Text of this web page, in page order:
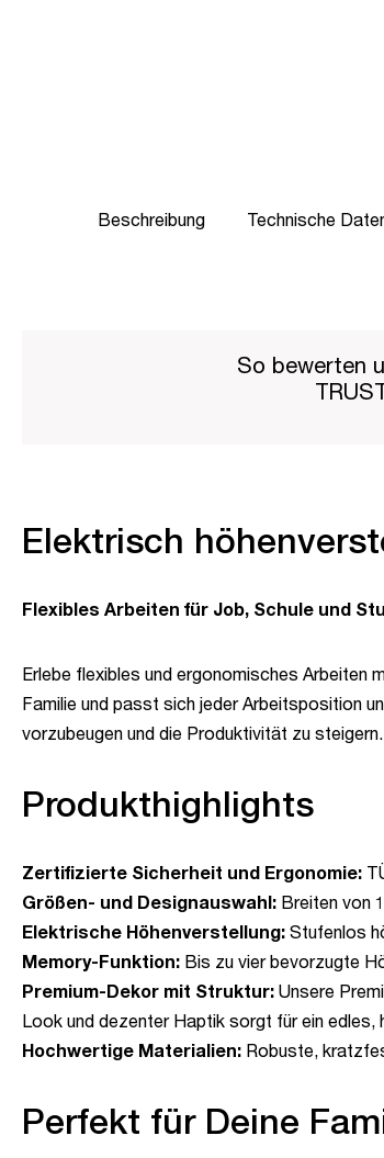
Beschreibung Technische
So bewerten
Elektrisch
Flexibles Arbeiten für Job, Schule und
Erlebe flexibles und ergonomisches Arbeiten
Familie und passt sich jeder Arbeitsposition
vorzubeugen und die Produktivität zu
Produkthighlights
Zertifizierte Sicherheit und Ergonomie:
Größen- und Designauswahl: Breiten von
Elektrische Höhenverstellung: Stufenlos
Memory-Funktion: Bis zu vier bevorzugte
Premium-Dekor mit Struktur: Unsere
Look und dezenter Haptik sorgt für ein
Hochwertige Materialien: Robuste,
Perfekt für Deine